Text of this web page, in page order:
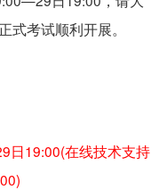
式考试顺利开展。
日19:00(在线技术支持